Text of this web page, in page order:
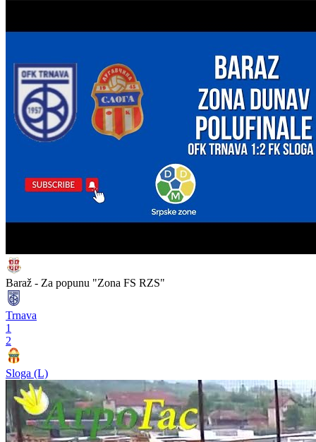
Baraž - Za popunu "Zona FS RZS"
Trnava
1
2
Sloga (L)